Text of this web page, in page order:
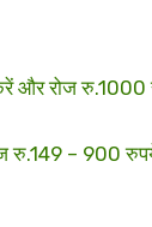
और रोज
रु.149 – 900